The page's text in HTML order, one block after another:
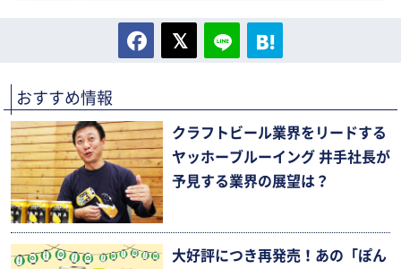
おすすめ情報
クラフトビール業界をリードする
ヤッホーブルーイング 井手社長が
予見する業界の展望は？
大好評につき再発売！あの「ぽん